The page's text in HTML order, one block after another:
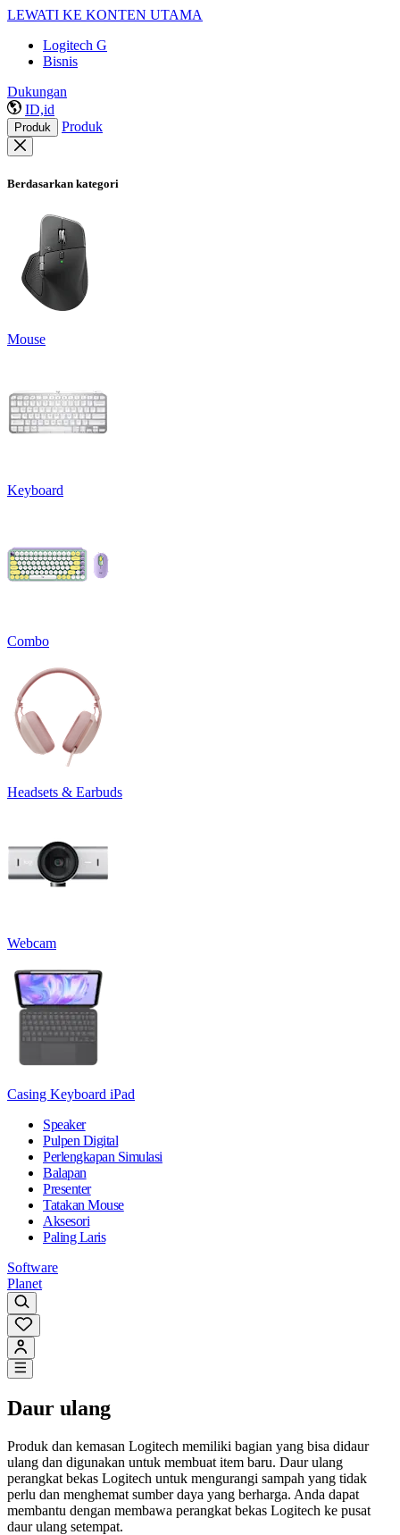
LEWATI KE KONTEN UTAMA
Logitech G
Bisnis
Dukungan
ID,id
Produk Produk
Berdasarkan kategori
Mouse
Keyboard
Combo
Headsets & Earbuds
Webcam
Casing Keyboard iPad
Speaker
Pulpen Digital
Perlengkapan Simulasi
Balapan
Presenter
Tatakan Mouse
Aksesori
Paling Laris
Software
Planet
Daur ulang
Produk dan kemasan Logitech memiliki bagian yang bisa didaur
ulang dan digunakan untuk membuat item baru. Daur ulang
perangkat bekas Logitech untuk mengurangi sampah yang tidak
perlu dan menghemat sumber daya yang berharga. Anda dapat
membantu dengan membawa perangkat bekas Logitech ke pusat
daur ulang setempat.